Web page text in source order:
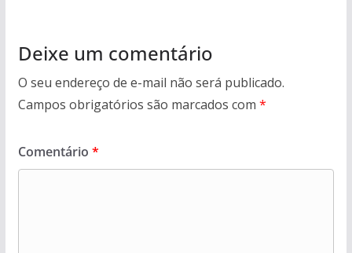
Deixe um comentário
O seu endereço de e-mail não será publicado.
Campos obrigatórios são marcados com *
Comentário *